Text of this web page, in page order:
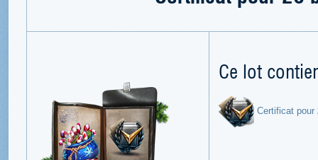
Ce lot
Certificat pour